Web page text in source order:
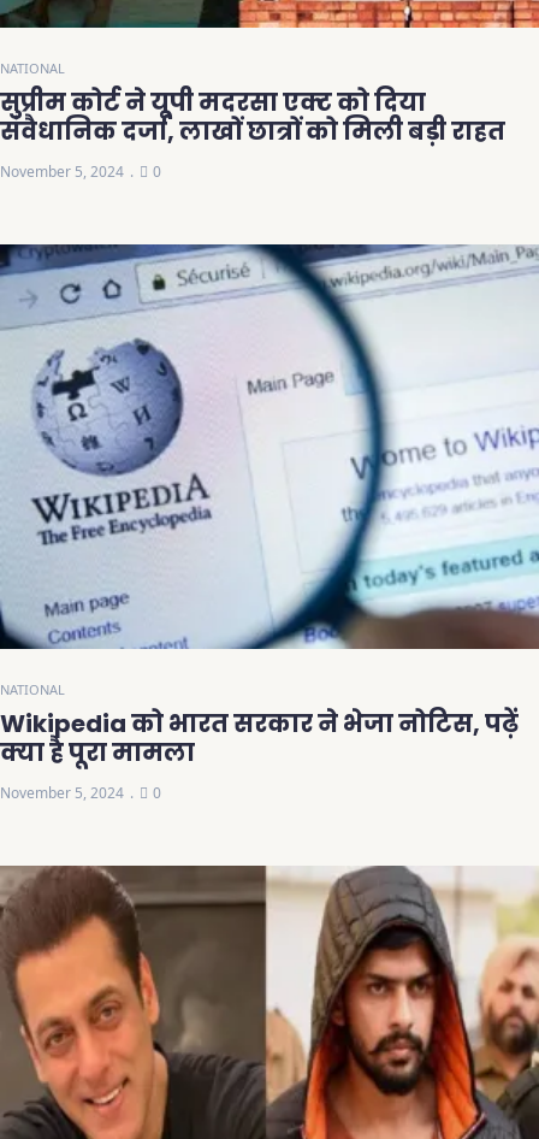
NATIONAL
सुप्रीम कोर्ट ने यूपी मदरसा एक्ट को दिया
संवैधानिक दर्जा, लाखों छात्रों को मिली बड़ी राहत
November 5, 2024 0
NATIONAL
Wikipedia को भारत सरकार ने भेजा नोटिस, पढ़ें
क्या है पूरा मामला
November 5, 2024 0